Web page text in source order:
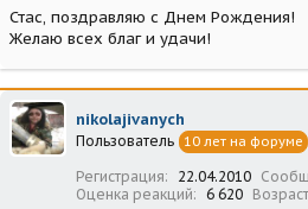
Стас, поздравляю с Днем Рождения!
Желаю всех благ и удачи!
nikolajivanych
Пользователь 10 лет на форуме
Регистрация 22.04.2010
Оценка реакций
6 620 Возраст